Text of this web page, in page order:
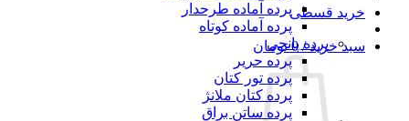
خرید قسطی
سبد خرید /0 تومان
پرده آماده طرحدار
پرده آماده کوتاه
پرده پانچی
پرده حریر
پرده تور کتان
پرده کتان ملانژ
پرده ساتن براق